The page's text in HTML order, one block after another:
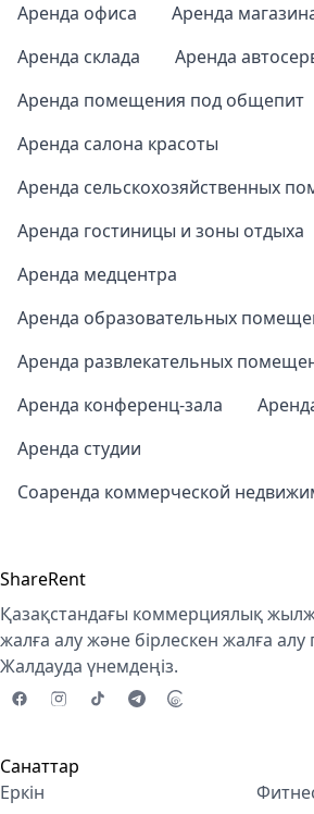
Аренда офиса
Аренда
Аренда склада
Аренда
Аренда помещения под общепит
Аренда салона красоты
Аренда сельскохозяйственных
Аренда гостиницы и зоны отдыха
Аренда медцентра
Аренда образовательных
Аренда развлекательных
Аренда конференц-зала
Аренда студии
Соаренда коммерческой
ShareRent
Қазақстандағы коммерциялық
жалға алу және бірлескен жалға
Жалдауда үнемдеңіз.
Санаттар
Еркін